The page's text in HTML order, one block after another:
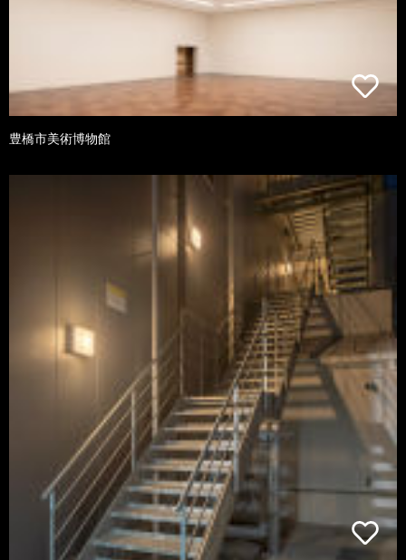
豊橋市美術博物館